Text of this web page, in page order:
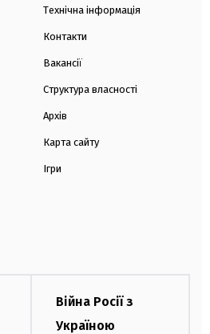
Технічна інформація
Контакти
Вакансії
Структура власності
Архів
Карта сайту
Ігри
Війна Росії з
Україною